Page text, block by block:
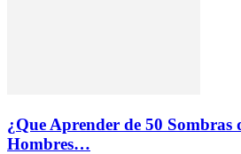
¿Que Aprender de 50 Sombras
Hombres…